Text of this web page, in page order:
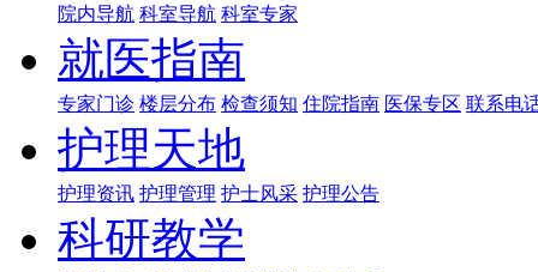
院内导航 科室导航 科室专家
就医指南
专家门诊 楼层分布 检查须知 住院指南 医保专区 联系电
护理天地
护理资讯 护理管理 护士风采 护理公告
科研教学